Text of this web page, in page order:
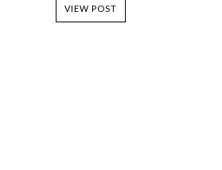
VIEW POST